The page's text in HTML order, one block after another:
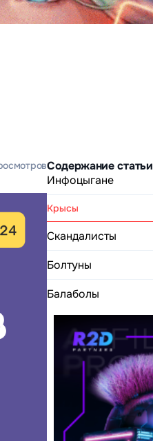
Содержание статьи
Инфоцыгане
Крысы
Скандалисты
Болтуны
Балаболы